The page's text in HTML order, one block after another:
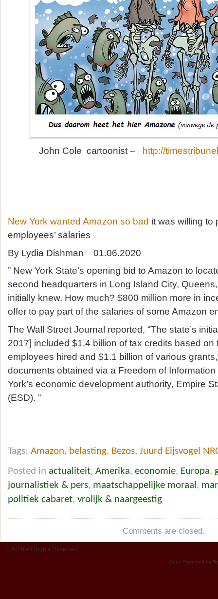
John Cole cartoonist – http://
New York wanted Amazon so bad it was willing to
employees’ salaries
By Lydia Dishman 01.06.2020
” New York State’s opening bid to Amazon to
second headquarters in Long Island City,
initially knew. How much? $800 million more in
offer to pay part of the salaries of some Amazon
The Wall Street Journal reported, “The state’s
2017] included $1.4 billion of tax credits based on
employees hired and $1.1 billion of various
documents obtained via a Freedom of
York’s economic development authority, Empire
(ESD). ”
Tags: Amazon, belasting, Bezos, Juurd Eijsvogel
Posted in actualiteit, Amerika, economie, Europa,
journalistiek & pers, maatschappelijke moraal ,
politiek cabaret, vrolijk & naargeestig
Comments are closed.
© 2026 All Rights Reserved.
Copy Protected by